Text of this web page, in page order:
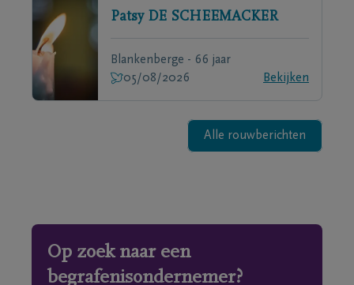
Patsy DE SCHEEMACKER
Blankenberge - 66 jaar
05/08/2026
Bekijken
Alle rouwberichten
Op zoek naar een
begrafenisondernemer?